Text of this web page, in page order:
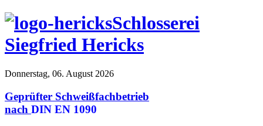
Schlosserei
Siegfried Hericks
Donnerstag, 06. August 2026
Geprüfter Schweißfachbetrieb
nach DIN EN 1090